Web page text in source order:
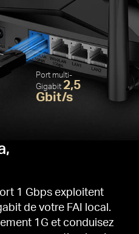
1 Gbps exploitent
de votre FAI local.
1G et conduisez
Port multi-
Gigabit 2,5
Gbit/s